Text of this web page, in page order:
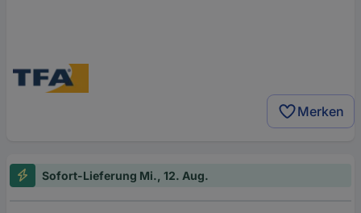
Merken
Sofort-Lieferung Mi., 12. Aug.